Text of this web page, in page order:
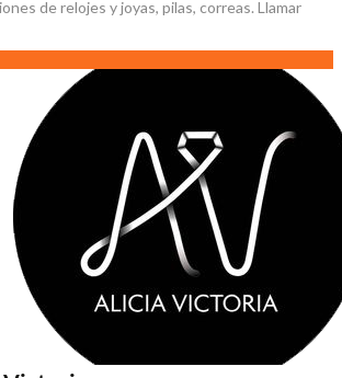
de relojes y joyas, pilas, correas. Llamar